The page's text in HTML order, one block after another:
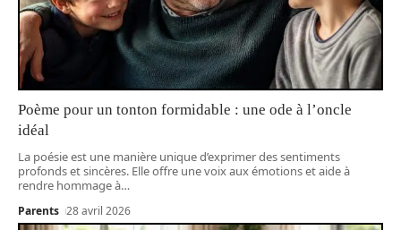
Poème pour un tonton formidable : une ode à l’oncle
idéal
La poésie est une manière unique d’exprimer des sentiments
profonds et sincères. Elle offre une voix aux émotions et aide à
rendre hommage à…
Parents 28 avril 2026